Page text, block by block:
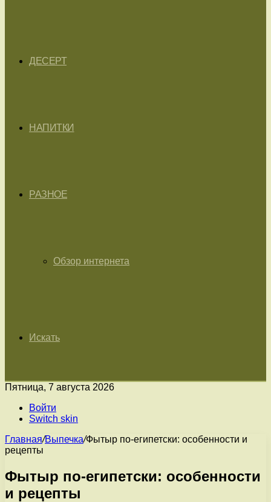
ДЕСЕРТ
НАПИТКИ
РАЗНОЕ
Обзор интернета
Искать
Пятница, 7 августа 2026
Войти
Switch skin
Главная/Выпечка/Фытыр по-египетски: особенности и
рецепты
Фытыр по-египетски: особенности
и рецепты